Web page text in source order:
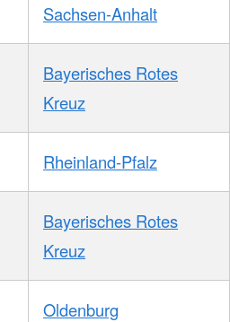
Sachsen-Anhalt
Bayerisches Rotes
Kreuz
Rheinland-Pfalz
Bayerisches Rotes
Kreuz
Oldenburg